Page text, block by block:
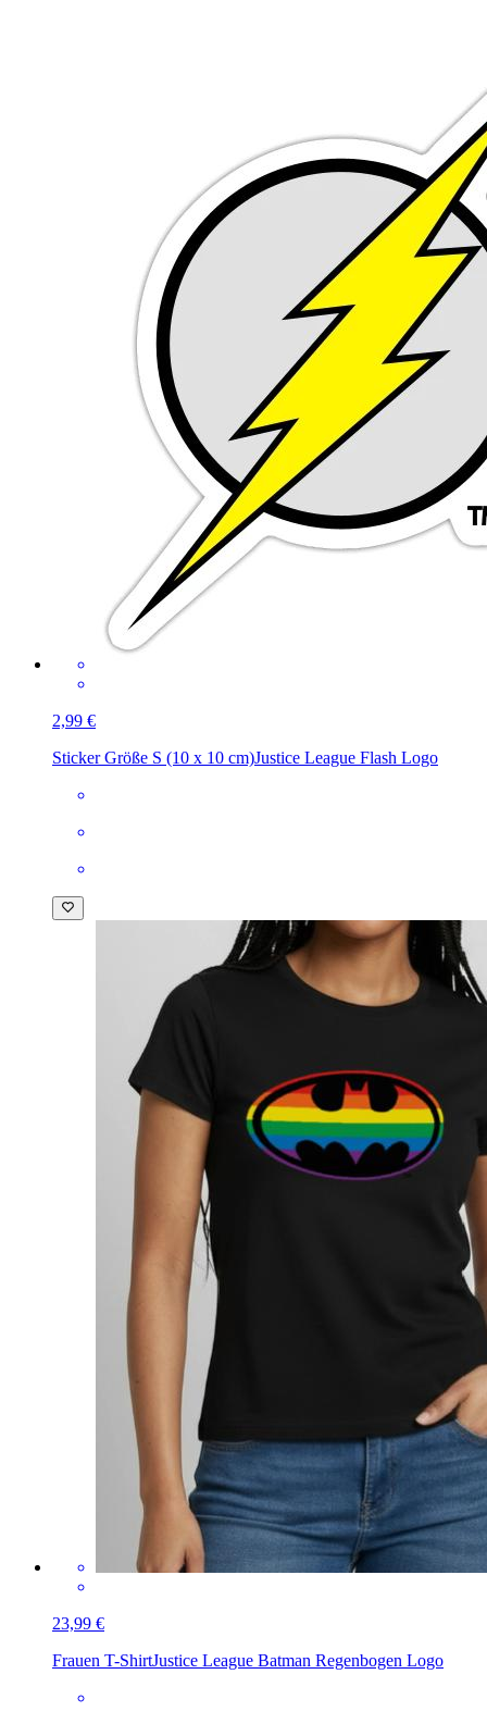
2,99 €
Sticker Größe S (10 x 10 cm)Justice League Flash Logo
23,99 €
Frauen T-ShirtJustice League Batman Regenbogen Logo